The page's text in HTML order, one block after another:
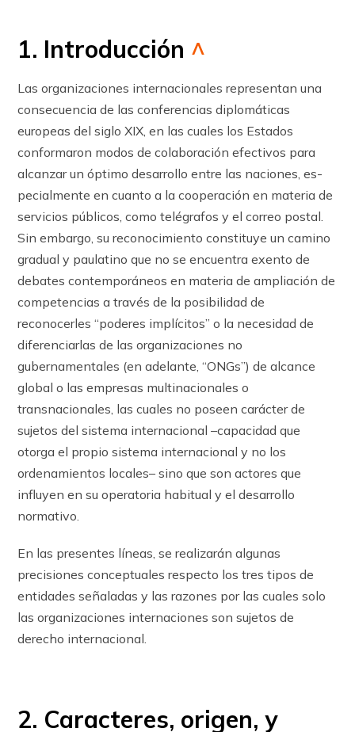
1. Introducción ^
Las organizaciones internacionales representan una
consecuencia de las conferencias diplomáticas
europeas del siglo XIX, en las cuales los Estados
conformaron modos de colaboración efectivos para
alcanzar un óptimo desarrollo entre las naciones, es­
pecialmente en cuanto a la cooperación en materia de
servicios públicos, como te­légrafos y el correo postal.
Sin embargo, su reconocimiento constituye un camino
gra­dual y paulatino que no se encuentra exento de
debates contemporáneos en materia de ampliación de
competencias a través de la posibilidad de
reconocerles “poderes implícitos” o la necesidad de
diferenciarlas de las organizaciones no
gubernamentales (en adelante, “ONGs”) de alcance
global o las empresas multinacionales o
transnacionales, las cuales no poseen carácter de
sujetos del sistema internacional –capacidad que
otorga el propio sistema internacional y no los
ordenamientos locales– sino que son actores que
influyen en su operatoria habitual y el desarrollo
normativo.
En las presentes líneas, se realizarán algunas
precisiones conceptuales respecto los tres tipos de
entidades señaladas y las razones por las cuales solo
las organizaciones internaciones son sujetos de
derecho internacional.
2. Caracteres, origen, y